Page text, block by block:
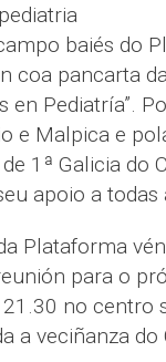
baiés do
coa pancarta
en Pediatría”.
e Malpica e
1ª Galicia do
apoio a todas
Plataforma
para o
no centro
a veciñanza do